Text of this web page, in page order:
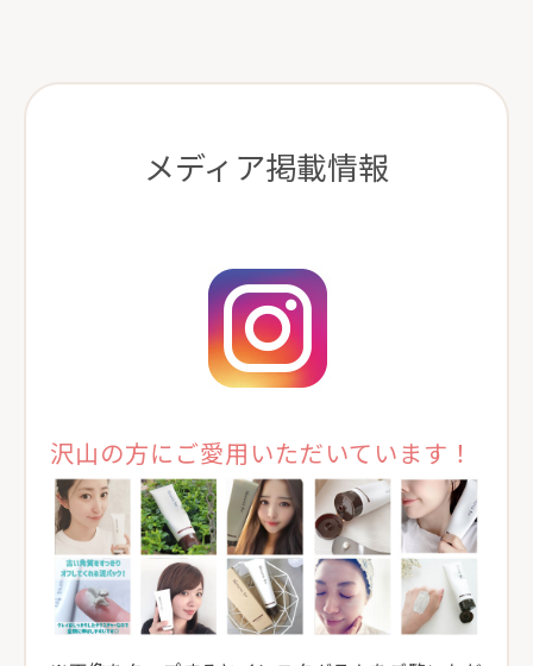
メディア掲載情報
沢山の方にご愛用いただいています！